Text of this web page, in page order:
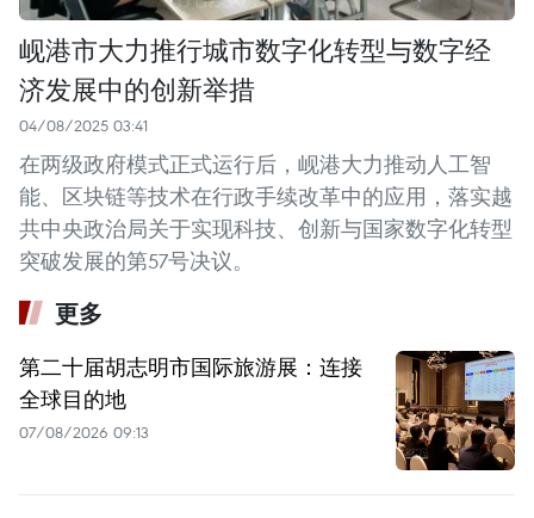
岘港市大力推行城市数字化转型与数字经
济发展中的创新举措
04/08/2025 03:41
在两级政府模式正式运行后，岘港大力推动人工智
能、区块链等技术在行政手续改革中的应用，落实越
共中央政治局关于实现科技、创新与国家数字化转型
突破发展的第57号决议。
更多
第二十届胡志明市国际旅游展：连接
全球目的地
07/08/2026 09:13